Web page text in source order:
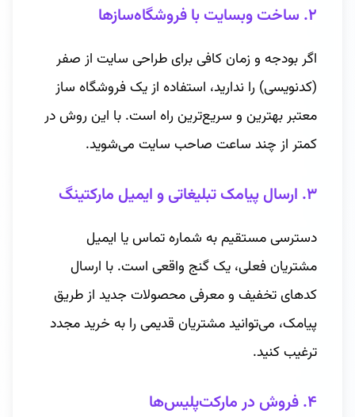
۲. ساخت وبسایت با فروشگاه‌سازها
اگر بودجه و زمان کافی برای طراحی سایت از صفر
(کدنویسی) را ندارید، استفاده از یک فروشگاه ساز
معتبر بهترین و سریع‌ترین راه است. با این روش در
کمتر از چند ساعت صاحب سایت می‌شوید.
۳. ارسال پیامک تبلیغاتی و ایمیل مارکتینگ
دسترسی مستقیم به شماره تماس یا ایمیل
مشتریان فعلی، یک گنج واقعی است. با ارسال
کدهای تخفیف و معرفی محصولات جدید از طریق
پیامک، می‌توانید مشتریان قدیمی را به خرید مجدد
ترغیب کنید.
۴. فروش در مارکت‌پلیس‌ها